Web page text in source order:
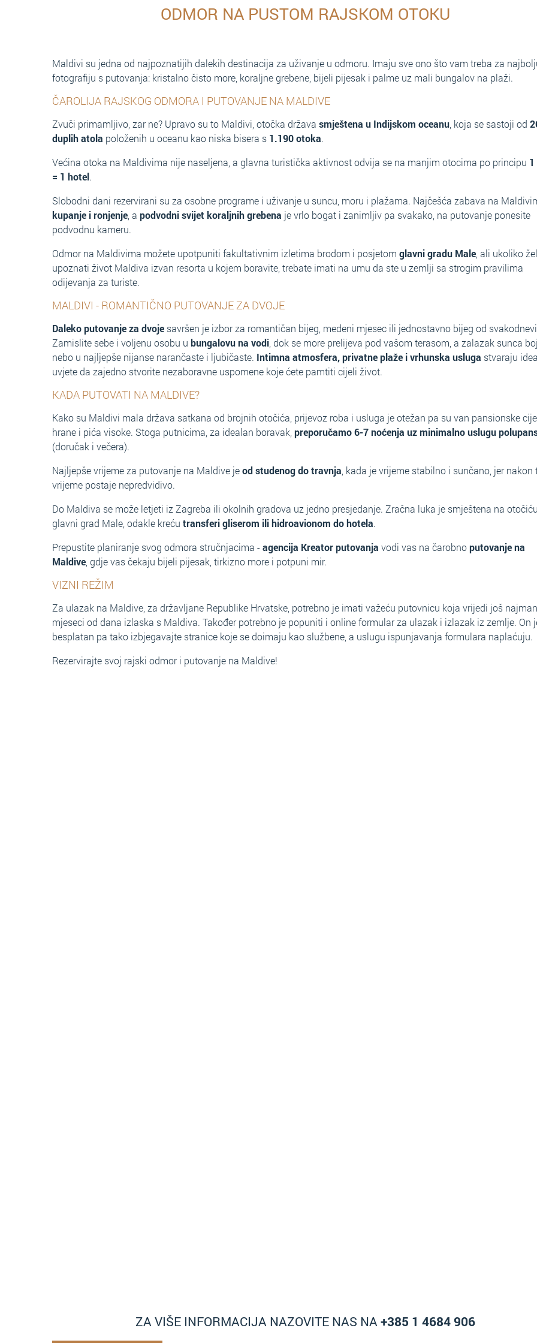
ODMOR NA PUSTOM RAJSKOM OTOKU
Maldivi su jedna od najpoznatijih dalekih destinacija za uživanje u odmoru. Imaju sve ono što vam treba za
fotografiju s putovanja: kristalno čisto more, koraljne grebene, bijeli pijesak i palme uz mali bungalov na plaži.
ČAROLIJA RAJSKOG ODMORA I PUTOVANJE NA MALDIVE
Zvuči primamljivo, zar ne? Upravo su to Maldivi, otočka država smještena u Indijskom oceanu , koja se sastoji od
duplih atola položenih u oceanu kao niska bisera s 1.190 otoka.
Većina otoka na Maldivima nije naseljena, a glavna turistička aktivnost odvija se na manjim otocima po principu
= 1 hotel.
Slobodni dani rezervirani su za osobne programe i uživanje u suncu, moru i plažama. Najčešća zabava na
kupanje i ronjenje , a podvodni svijet koraljnih grebena je vrlo bogat i zanimljiv pa svakako, na putovanje ponesite
podvodnu kameru.
Odmor na Maldivima možete upotpuniti fakultativnim izletima brodom i posjetom glavni gradu Male , ali ukoliko
upoznati život Maldiva izvan resorta u kojem boravite, trebate imati na umu da ste u zemlji sa strogim pravilima
odijevanja za turiste.
MALDIVI - ROMANTIČNO PUTOVANJE ZA DVOJE
Daleko putovanje za dvoje savršen je izbor za romantičan bijeg, medeni mjesec ili jednostavno bijeg od
Zamislite sebe i voljenu osobu u bungalovu na vodi , dok se more prelijeva pod vašom terasom, a zalazak sunca
nebo u najljepše nijanse narančaste i ljubičaste. Intimna atmosfera, privatne plaže i vrhunska usluga stvaraju
uvjete da zajedno stvorite nezaboravne uspomene koje ćete pamtiti cijeli život.
KADA PUTOVATI NA MALDIVE?
Kako su Maldivi mala država satkana od brojnih otočića, prijevoz roba i usluga je otežan pa su van pansionske
hrane i pića visoke. Stoga putnicima, za idealan boravak, preporučamo 6-7 noćenja uz minimalno uslugu
(doručak i večera).
Najljepše vrijeme za putovanje na Maldive jeod studenog do travnja , kada je vrijeme stabilno i sunčano, jer nakon
vrijeme postaje nepredvidivo.
Do Maldiva se može letjeti iz Zagreba ili okolnih gradova uz jedno presjedanje. Zračna luka je smještena na
glavni grad Male, odakle kreću transferi gliserom ili hidroavionom do hotela.
Prepustite planiranje svog odmora stručnjacima -agencija Kreator putovanja vodi vas na čarobnoputovanje na
Maldive , gdje vas čekaju bijeli pijesak, tirkizno more i potpuni mir.
VIZNI REŽIM
Za ulazak na Maldive, za državljane Republike Hrvatske, potrebno je imati važeću putovnicu koja vrijedi još
mjeseci od dana izlaska s Maldiva. Također potrebno je popuniti i online formular za ulazak i izlazak iz zemlje. On
besplatan pa tako izbjegavajte stranice koje se doimaju kao službene, a uslugu ispunjavanja formulara naplaćuju.
Rezervirajte svoj rajski odmor i putovanje na Maldive!
ZA VIŠE INFORMACIJA NAZOVITE NAS NA+385 1 4684 906